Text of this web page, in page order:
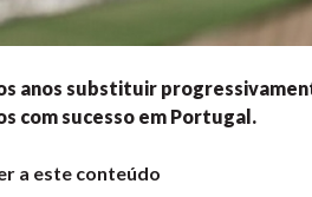
anos substituir
com sucesso em Portugal.
a este conteúdo